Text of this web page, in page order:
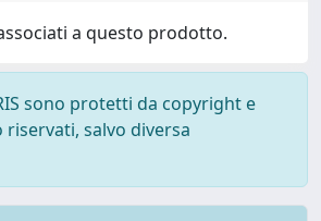
a questo prodotto.
sono protetti da copyright e
salvo diversa